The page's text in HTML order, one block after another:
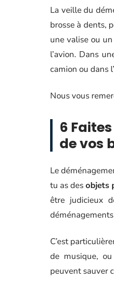
La veille du
brosse à dents,
une valise ou
l’avion. Dans
camion ou dans
Nous vous
6
de vos
Le
tu as desobjets
être judicieux
C’est
de musique,
peuvent sauver